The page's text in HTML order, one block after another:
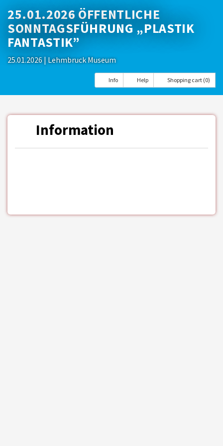
25.01.2026 ÖFFENTLICHE
SONNTAGSFÜHRUNG „PLASTIK
FANTASTIK”
25.01.2026 | Lehmbruck Museum
Info Help Shopping cart (0)
Information